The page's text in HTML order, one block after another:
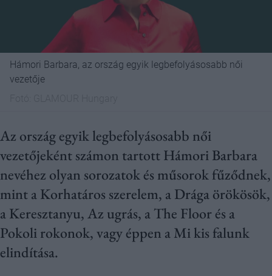
Hámori Barbara, az ország egyik legbefolyásosabb női
vezetője
Az ország egyik legbefolyásosabb női
vezetőjeként számon tartott Hámori Barbara
nevéhez olyan sorozatok és műsorok fűződnek,
mint a Korhatáros szerelem, a Drága örökösök,
a Keresztanyu, Az ugrás, a The Floor és a
Pokoli rokonok, vagy éppen a Mi kis falunk
elindítása.